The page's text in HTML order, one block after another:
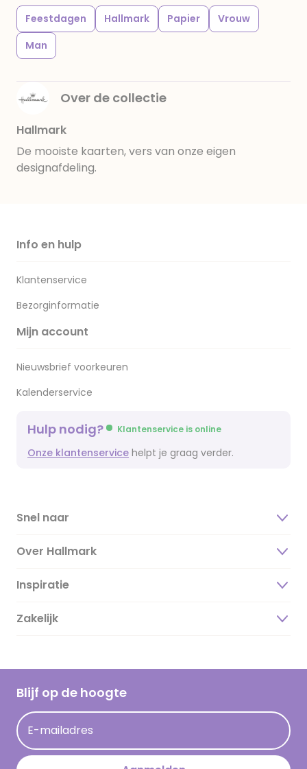
Feestdagen Hallmark Papier
Vrouw
Man
Over de collectie
Hallmark
De mooiste kaarten, vers van onze eigen
designafdeling.
Info en hulp
Klantenservice
Bezorginformatie
Mijn account
Nieuwsbrief voorkeuren
Kalenderservice
Hulp nodig? Klantenservice is online
Onze klantenservice helpt je graag verder.
Snel naar
Over Hallmark
Over ons
Duurzaamheid
Hallmark Kaartclub
Acties
Persberichten
Hallmark en Kinderpostzegels
Inspiratie
Magazine
Cadeau inspiratie
Kaartinspiratie
Zakelijk
Blijf op de hoogte
E-mailadres